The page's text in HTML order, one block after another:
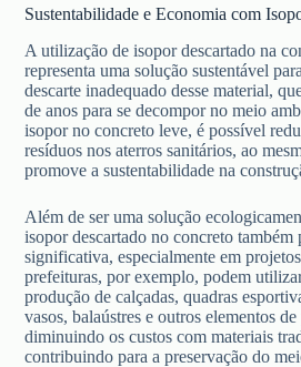
Sustentabilidade e Economia com
A utilização de isopor descartado na
representa uma solução sustentável
descarte inadequado desse material,
de anos para se decompor no meio
isopor no concreto leve, é possível
resíduos nos aterros sanitários, ao
promove a sustentabilidade na
Além de ser uma solução
isopor descartado no concreto também
significativa, especialmente em
prefeituras, por exemplo, podem
produção de calçadas, quadras
vasos, balaústres e outros elementos
diminuindo os custos com materiais
contribuindo para a preservação do